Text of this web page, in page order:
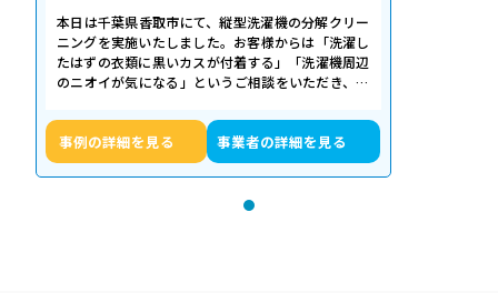
本日は千葉県香取市にて、縦型洗濯機の分解クリー
ニングを実施いたしました。お客様からは「洗濯し
たはずの衣類に黒いカスが付着する」「洗濯機周辺
のニオイが気になる」というご相談をいただき、内
事例の詳細を見る 事業者の詳細を見る